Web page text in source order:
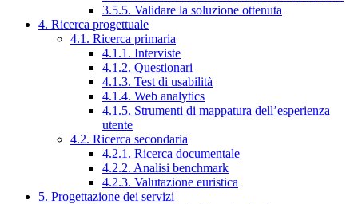
3.5.5. Validare la soluzione ottenuta
4. Ricerca progettuale
4.1. Ricerca primaria
4.1.1. Interviste
4.1.2. Questionari
4.1.3. Test di usabilità
4.1.4. Web analytics
4.1.5. Strumenti di mappatura dell’esperienza
utente
4.2. Ricerca secondaria
4.2.1. Ricerca documentale
4.2.2. Analisi benchmark
4.2.3. Valutazione euristica
5. Progettazione dei servizi